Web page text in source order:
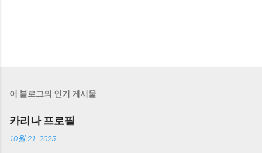
이 블로그의 인기 게시물
카리나 프로필
10월 21, 2025